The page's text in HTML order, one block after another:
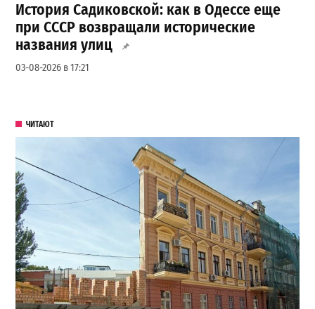
История Садиковской: как в Одессе еще
при СССР возвращали исторические
названия улиц
03-08-2026 в 17:21
ЧИТАЮТ